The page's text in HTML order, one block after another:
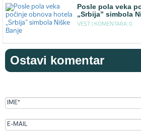
Posle pola veka
„Srbija” simbola
VEST | KOMENTARA: 0
Ostavi komentar